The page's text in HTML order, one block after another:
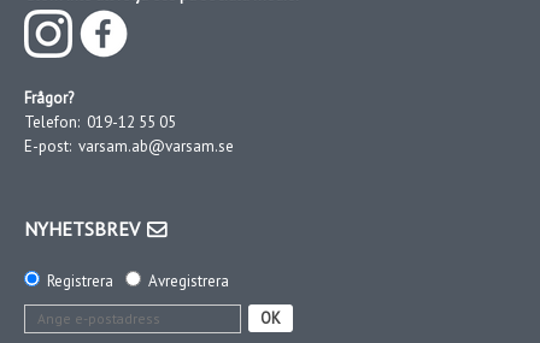
Frågor?
Telefon: 019-12 55 05
E-post: varsam.ab@varsam.se
NYHETSBREV
Registrera
Avregistrera
OK